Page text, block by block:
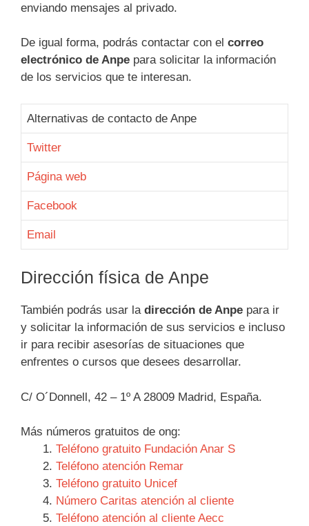
enviando mensajes al privado.
De igual forma, podrás contactar con el correo
electrónico de Anpe para solicitar la información
de los servicios que te interesan.
Alternativas de contacto de Anpe
Twitter
Página web
Facebook
Email
Dirección física de Anpe
También podrás usar la dirección de Anpe para ir
y solicitar la información de sus servicios e incluso
ir para recibir asesorías de situaciones que
enfrentes o cursos que desees desarrollar.
C/ O´Donnell, 42 – 1º A 28009 Madrid, España.
Más números gratuitos de ong:
Teléfono gratuito Fundación Anar S
Teléfono atención Remar
Teléfono gratuito Unicef
Número Caritas atención al cliente
Teléfono atención al cliente Aecc